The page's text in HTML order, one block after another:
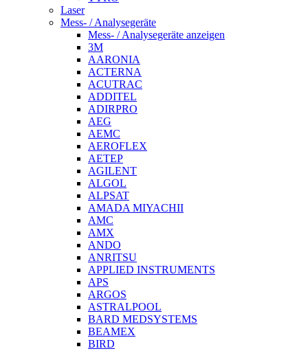
Laser
Mess- / Analysegeräte
Mess- / Analysegeräte anzeigen
3M
AARONIA
ACTERNA
ACUTRAC
ADDITEL
ADIRPRO
AEG
AEMC
AEROFLEX
AETEP
AGILENT
ALGOL
ALPSAT
AMADA MIYACHII
AMC
AMX
ANDO
ANRITSU
APPLIED INSTRUMENTS
APS
ARGOS
ASTRALPOOL
BARD MEDSYSTEMS
BEAMEX
BIRD